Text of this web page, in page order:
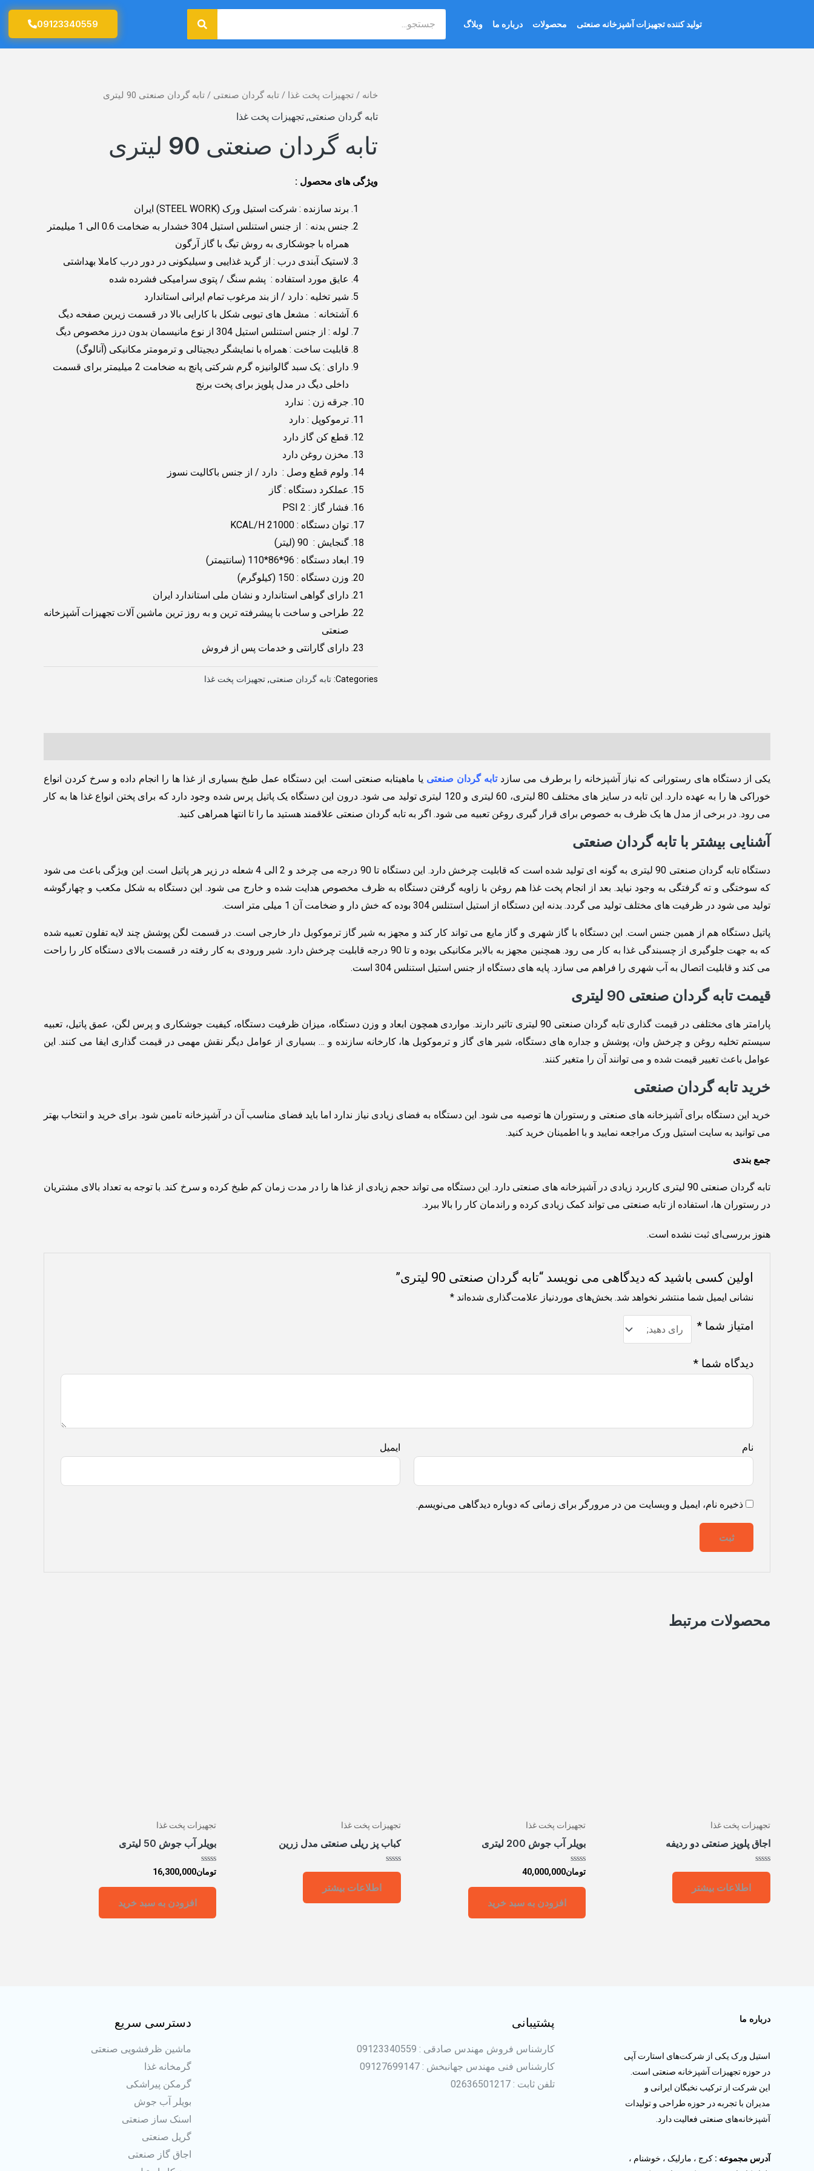
تولید کننده تجهیزات آشپزخانه صنعتی محصولات درباره ما وبلاگ
جستجو
09123340559
خانه / تجهیزات پخت غذا / تابه گردان صنعتی / تابه گردان صنعتی 90 لیتری
تابه گردان صنعتی, تجهیزات پخت غذا
تابه گردان صنعتی 90 لیتری
ویژگی های محصول :
برند سازنده : شرکت استیل ورک (STEEL WORK) ایران
جنس بدنه : از جنس استنلس استیل 304 خشدار به ضخامت 0.6 الی 1 میلیمتر
همراه با جوشکاری به روش تیگ با گاز آرگون
لاستیک آبندی درب : از گرید غذاییی و سیلیکونی در دور درب کاملا بهداشتی
عایق مورد استفاده : پشم سنگ / پتوی سرامیکی فشرده شده
شیر تخلیه : دارد / از بند مرغوب تمام ایرانی استاندارد
آشتخانه : مشعل های تیوبی شکل با کارایی بالا در قسمت زیرین صفحه دیگ
لوله : از جنس استنلس استیل 304 از نوع مانیسمان بدون درز مخصوص دیگ
قابلیت ساخت : همراه با نمایشگر دیجیتالی و ترمومتر مکانیکی (آنالوگ)
دارای : یک سبد گالوانیزه گرم شرکتی پانچ به ضخامت 2 میلیمتر برای قسمت
داخلی دیگ در مدل پلوپز برای پخت برنج
جرقه زن : ندارد
ترموکوپل : دارد
قطع کن گاز دارد
مخزن روغن دارد
ولوم قطع وصل : دارد / از جنس باکالیت نسوز
عملکرد دستگاه : گاز
فشار گاز : PSI 2
توان دستگاه : KCAL/H 21000
گنجایش : 90 (لیتر)
ابعاد دستگاه : 96*86*110 (سانتیمتر)
وزن دستگاه : 150 (کیلوگرم)
دارای گواهی استاندارد و نشان ملی استاندارد ایران
طراحی و ساخت با پیشرفته ترین و به روز ترین ماشین آلات تجهیزات آشپزخانه
صنعتی
دارای گارانتی و خدمات پس از فروش
Categories: تابه گردان صنعتی, تجهیزات پخت غذا
یکی از دستگاه های رستورانی که نیاز آشپزخانه را برطرف می سازدتابه گردان صنعتی یا ماهیتابه صنعتی است. این دستگاه عمل طبخ بسیاری از غذا ها را انجام داده و سرخ کردن انواع
خوراکی ها را به عهده دارد. این تابه در سایز های مختلف 80 لیتری، 60 لیتری و 120 لیتری تولید می شود. درون این دستگاه یک پاتیل پرس شده وجود دارد که برای پختن انواع غذا ها به کار
می رود. در برخی از مدل ها یک ظرف به خصوص برای قرار گیری روغن تعبیه می شود. اگر به تابه گردان صنعتی علاقمند هستید ما را تا انتها همراهی کنید.
آشنایی بیشتر با تابه گردان صنعتی
دستگاه تابه گردان صنعتی 90 لیتری به گونه ای تولید شده است که قابلیت چرخش دارد. این دستگاه تا 90 درجه می چرخد و 2 الی 4 شعله در زیر هر پاتیل است. این ویژگی باعث می شود
که سوختگی و ته گرفتگی به وجود نیاید. بعد از انجام پخت غذا هم روغن با زاویه گرفتن دستگاه به ظرف مخصوص هدایت شده و خارج می شود. این دستگاه به شکل مکعب و چهارگوشه
تولید می شود در ظرفیت های مختلف تولید می گردد. بدنه این دستگاه از استیل استنلس 304 بوده که خش دار و ضخامت آن 1 میلی متر است.
پاتیل دستگاه هم از همین جنس است. این دستگاه با گاز شهری و گاز مایع می تواند کار کند و مجهز به شیر گاز ترموکوبل دار خارجی است. در قسمت لگن پوشش چند لایه تفلون تعبیه شده
که به جهت جلوگیری از چسبندگی غذا به کار می رود. همچنین مجهز به بالابر مکانیکی بوده و تا 90 درجه قابلیت چرخش دارد. شیر ورودی به کار رفته در قسمت بالای دستگاه کار را راحت
می کند و قابلیت اتصال به آب شهری را فراهم می سازد. پایه های دستگاه از جنس استیل استنلس 304 است.
قیمت تابه گردان صنعتی 90 لیتری
پارامتر های مختلفی در قیمت گذاری تابه گردان صنعتی 90 لیتری تاثیر دارند. مواردی همچون ابعاد و وزن دستگاه، میزان ظرفیت دستگاه، کیفیت جوشکاری و پرس لگن، عمق پاتیل، تعبیه
سیستم تخلیه روغن و چرخش وان، پوشش و جداره های دستگاه، شیر های گاز و ترموکوبل ها، کارخانه سازنده و … بسیاری از عوامل دیگر نقش مهمی در قیمت گذاری ایفا می کنند. این
عوامل باعث تغییر قیمت شده و می توانند آن را متغیر کنند.
خرید تابه گردان صنعتی
خرید این دستگاه برای آشپزخانه های صنعتی و رستوران ها توصیه می شود. این دستگاه به فضای زیادی نیاز ندارد اما باید فضای مناسب آن در آشپزخانه تامین شود. برای خرید و انتخاب بهتر
می توانید به سایت استیل ورک مراجعه نمایید و با اطمینان خرید کنید.
جمع بندی
تابه گردان صنعتی 90 لیتری کاربرد زیادی در آشپزخانه های صنعتی دارد. این دستگاه می تواند حجم زیادی از غذا ها را در مدت زمان کم طبخ کرده و سرخ کند. با توجه به تعداد بالای مشتریان
در رستوران ها، استفاده از تابه صنعتی می تواند کمک زیادی کرده و راندمان کار را بالا ببرد.
هنوز بررسی‌ای ثبت نشده است.
اولین کسی باشید که دیدگاهی می نویسد “تابه گردان صنعتی 90 لیتری”
نشانی ایمیل شما منتشر نخواهد شد. بخش‌های موردنیاز علامت‌گذاری شده‌اند *
امتیاز شما *
دیدگاه شما *
نام ایمیل
ذخیره نام، ایمیل و وبسایت من در مرورگر برای زمانی که دوباره دیدگاهی می‌نویسم.
محصولات مرتبط
تجهیزات پخت غذا
اجاق پلوپز صنعتی دو ردیفه
امتیاز
اطلاعات بیشتر
تجهیزات پخت غذا
بویلر آب جوش 200 لیتری
امتیاز
0
از
تومان40,000,000
افزودن به سبد خرید
تجهیزات پخت غذا
کباب پز ریلی صنعتی مدل زرین
امتیاز
اطلاعات بیشتر
تجهیزات پخت غذا
بویلر آب جوش 50 لیتری
امتیاز
0
از
تومان16,300,000
افزودن به سبد خرید
درباره ما
استیل ورک یکی از شرکت‌های استارت آپی
در حوزه تجهیزات آشپزخانه صنعتی است.
این شرکت از ترکیب نخبگان ایرانی و
مدیران با تجربه در حوزه طراحی و تولیدات
آشپزخانه‌های صنعتی فعالیت دارد.
آدرس مجموعه : کرج ، مارلیک ، خوشنام ،
پشتیبانی
کارشناس فروش مهندس صادقی : 09123340559
کارشناس فنی مهندس جهانبخش : 09127699147
تلفن ثابت : 02636501217
دسترسی سریع
ماشین ظرفشویی صنعتی
گرمخانه غذا
گرمکن پیراشکی
بویلر آب جوش
اسنک ساز صنعتی
گریل صنعتی
اجاق گاز صنعتی